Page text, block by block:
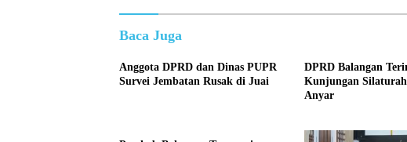
Baca Juga
Anggota DPRD dan Dinas PUPR
Survei Jembatan Rusak di Juai
DPRD Balangan
Kunjungan
Anyar